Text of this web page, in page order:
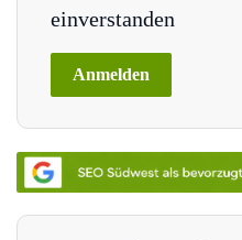
einverstanden